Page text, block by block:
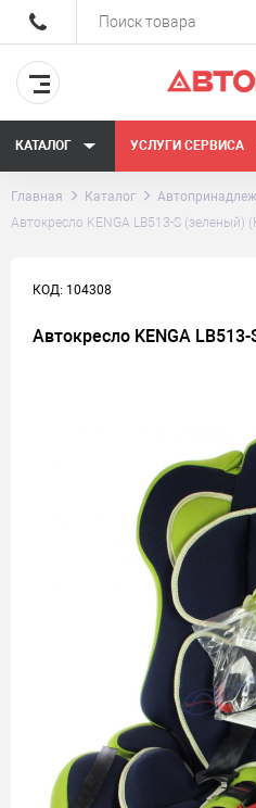
КАТАЛОГ УСЛУГИ СЕРВИСА
Главная Каталог
Автокресло KENGA LB513-S (зеленый)
КОД: 104308
Автокресло KENGA